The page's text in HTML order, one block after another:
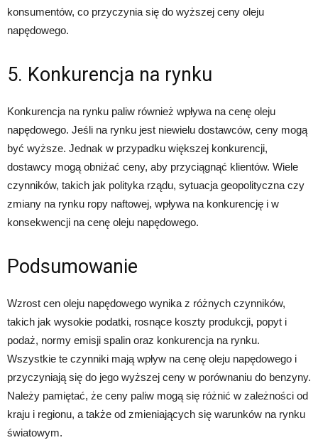
konsumentów, co przyczynia się do wyższej ceny oleju
napędowego.
5. Konkurencja na rynku
Konkurencja na rynku paliw również wpływa na cenę oleju
napędowego. Jeśli na rynku jest niewielu dostawców, ceny mogą
być wyższe. Jednak w przypadku większej konkurencji,
dostawcy mogą obniżać ceny, aby przyciągnąć klientów. Wiele
czynników, takich jak polityka rządu, sytuacja geopolityczna czy
zmiany na rynku ropy naftowej, wpływa na konkurencję i w
konsekwencji na cenę oleju napędowego.
Podsumowanie
Wzrost cen oleju napędowego wynika z różnych czynników,
takich jak wysokie podatki, rosnące koszty produkcji, popyt i
podaż, normy emisji spalin oraz konkurencja na rynku.
Wszystkie te czynniki mają wpływ na cenę oleju napędowego i
przyczyniają się do jego wyższej ceny w porównaniu do benzyny.
Należy pamiętać, że ceny paliw mogą się różnić w zależności od
kraju i regionu, a także od zmieniających się warunków na rynku
światowym.